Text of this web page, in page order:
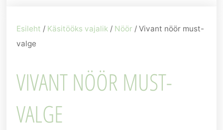
Esileht / Käsitööks vajalik / Nöör / Vivant nöör must-
valge
VIVANT NÖÖR MUST-
VALGE